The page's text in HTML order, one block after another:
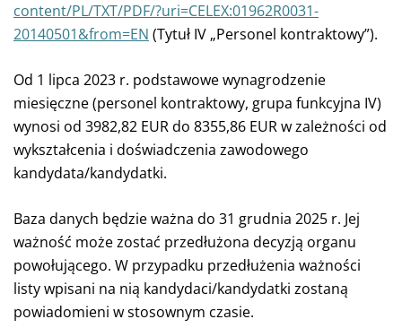
content/PL/TXT/PDF/?uri=CELEX:01962R0031-
20140501&from=EN (Tytuł IV „Personel kontraktowy”).
Od 1 lipca 2023 r. podstawowe wynagrodzenie
miesięczne (personel kontraktowy, grupa funkcyjna IV)
wynosi od 3982,82 EUR do 8355,86 EUR w zależności od
wykształcenia i doświadczenia zawodowego
kandydata/kandydatki.
Baza danych będzie ważna do 31 grudnia 2025 r. Jej
ważność może zostać przedłużona decyzją organu
powołującego. W przypadku przedłużenia ważności
listy wpisani na nią kandydaci/kandydatki zostaną
powiadomieni w stosownym czasie.